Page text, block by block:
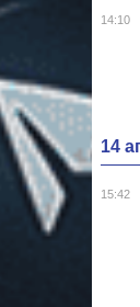
14:10
14
15:42